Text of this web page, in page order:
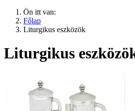
Ön itt van:
Főlap
Liturgikus eszközök
Liturgikus